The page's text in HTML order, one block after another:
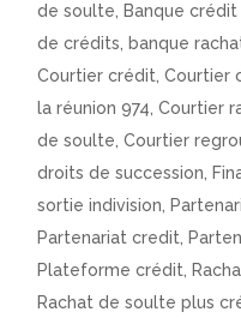
de soulte, Banque
de crédits, banque
Courtier crédit,Courtier
la réunion 974,Courtier
de soulte,Courtier
droits de succession,
sortie indivision,
Partenariat credit,
Plateforme crédit,
Rachat de soulte plus